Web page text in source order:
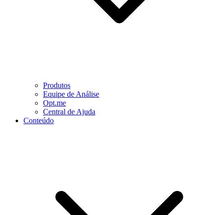
Produtos
Equipe de Análise
Opt.me
Central de Ajuda
Conteúdo